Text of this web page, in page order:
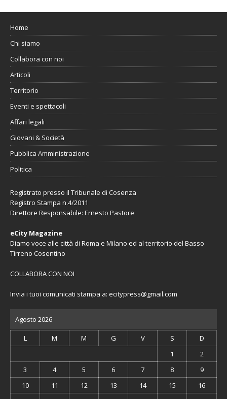
Home
Chi siamo
Collabora con noi
Articoli
Territorio
Eventi e spettacoli
Affari legali
Giovani & Società
Pubblica Amministrazione
Politica
Registrato presso il Tribunale di Cosenza
Registro Stampa n.4/2011
Direttore Responsabile: Ernesto Pastore
eCity Magazine
Diamo voce alle città di Roma e Milano ed al territorio del Basso
Tirreno Cosentino
COLLABORA CON NOI
Invia i tuoi comunicati stampa a: ecitypress@gmail.com
Agosto 2026
L M M G V S
D
1
2
3
4 5 6 7 8
9
10
11 12 13 14 15
16